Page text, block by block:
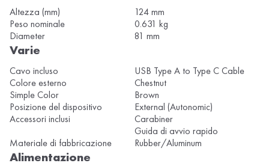
Altezza (mm)
124 mm
Peso nominale
0.631 kg
Diameter
81 mm
Varie
Cavo incluso
USB Type A to Type C Cable
Colore esterno
Chestnut
Simple Color
Brown
Posizione del dispositivo
External (Autonomic)
Accessori inclusi
Carabiner
Guida di avvio rapido
Materiale di fabbricazione
Rubber/Aluminum
Alimentazione